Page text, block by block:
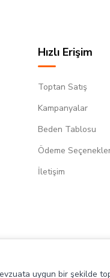
Hızlı Erişim
Toptan Satış
Kampanyalar
Beden Tablosu
Ödeme
İletişim
uygun bir şekilde